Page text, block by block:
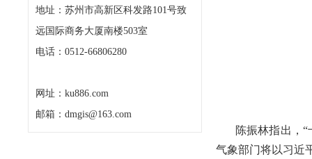
地址：苏州市高新区科发路101号致
远国际商务大厦南楼503室
电话：0512-66806280
网址：ku886.com
邮箱：dmgis@163.com
陈振林指出，
气象部门将以习近